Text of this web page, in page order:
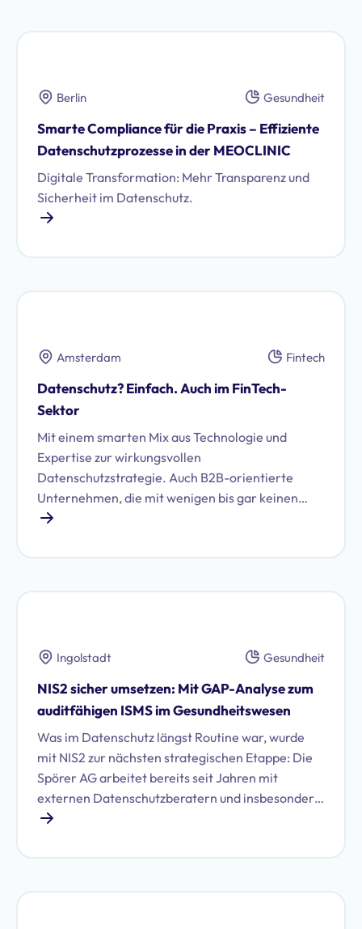
Berlin Gesundheit
Smarte Compliance für die Praxis – Effiziente
Datenschutzprozesse in der MEOCLINIC
Digitale Transformation: Mehr Transparenz und
Sicherheit im Datenschutz.
Amsterdam Fintech
Datenschutz? Einfach. Auch im FinTech-
Sektor
Mit einem smarten Mix aus Technologie und
Expertise zur wirkungsvollen
Datenschutzstrategie. Auch B2B-orientierte
Unternehmen, die mit wenigen bis gar keinen
personenbezogenen Daten Ihrer Kunden
regulatorische Datenschutzanforderungen
Study.Ingolstadt Gesundheit
NIS2 sicher umsetzen: Mit GAP-Analyse zum
auditfähigen ISMS im Gesundheitswesen
Was im Datenschutz längst Routine war, wurde
mit NIS2 zur nächsten strategischen Etappe: Die
Spörer AG arbeitet bereits seit Jahren mit
externen Datenschutzberatern und insbesondere
der Datenschutzsoftware von Proliance
neue Kernfragen im Raum: Sind wir betroffen –